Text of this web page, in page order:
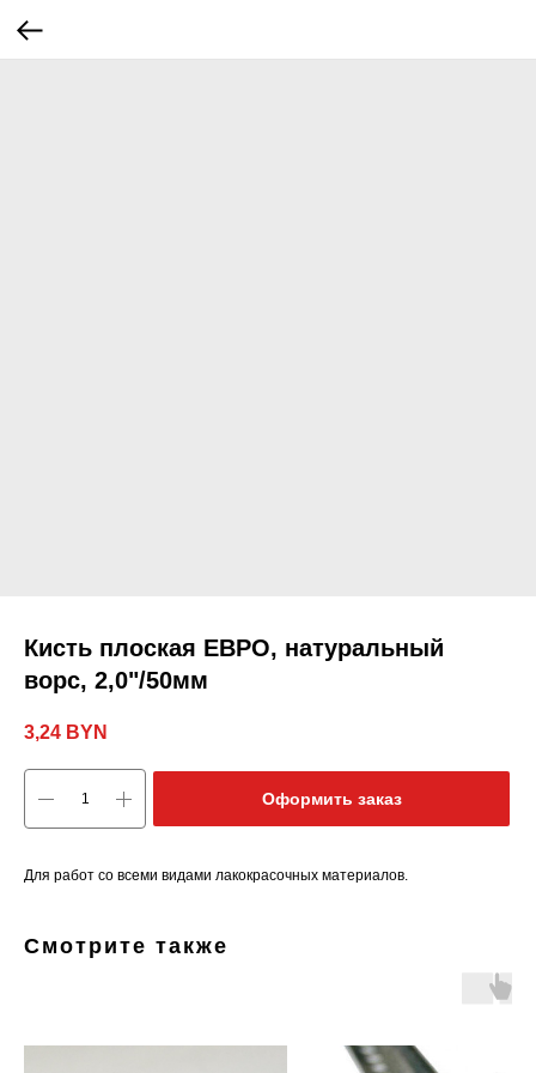
Кисть плоская ЕВРО, натуральный
ворс, 2,0"/50мм
3,24 BYN
Оформить заказ
Для работ со всеми видами лакокрасочных материалов.
Смотрите также